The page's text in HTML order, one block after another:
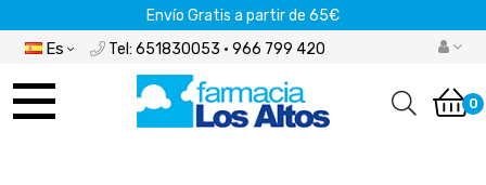
Envío Gratis a partir de 65€
Es Tel: 651830053 · 966 799 420
Navegación 0